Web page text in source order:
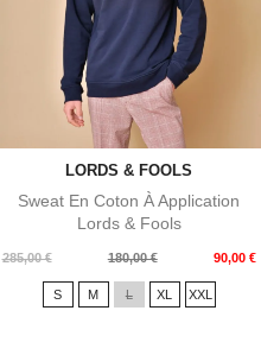
LORDS & FOOLS
Sweat En Coton À Application
Lords & Fools
285,00 €
Prix
180,00 € 90,00 €
Prix
S M L XL XXL